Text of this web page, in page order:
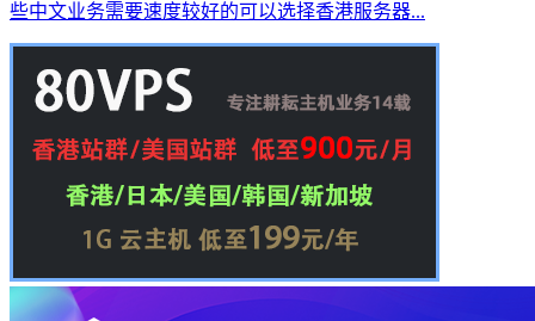
些中文业务需要速度较好的可以选择香港服务器...